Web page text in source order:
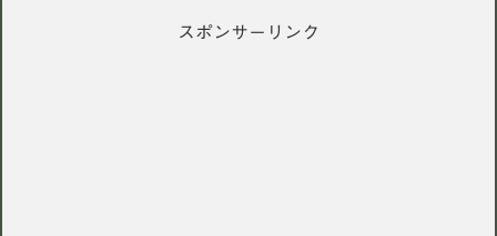
スポンサーリンク